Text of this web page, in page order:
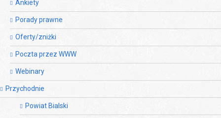
Ankiety
Porady prawne
Oferty/zniżki
Poczta przez WWW
Webinary
Przychodnie
Powiat Bialski